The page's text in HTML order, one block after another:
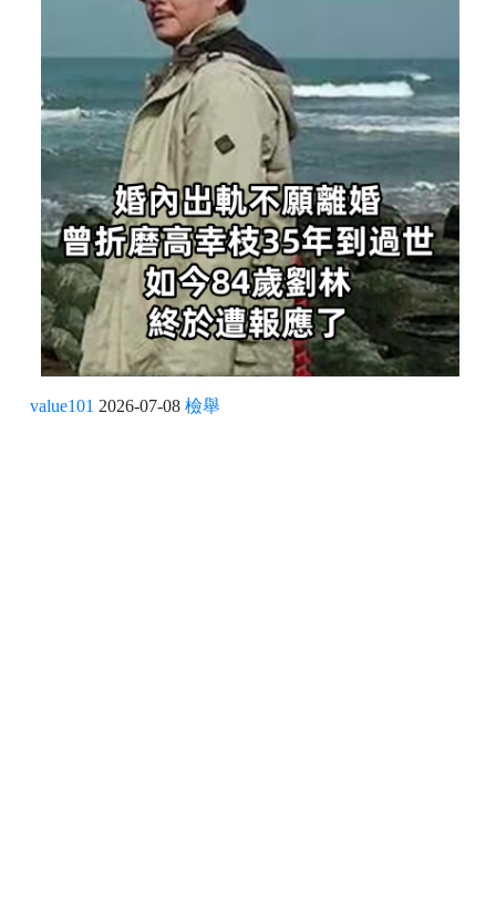
value101 2026-07-08 檢舉